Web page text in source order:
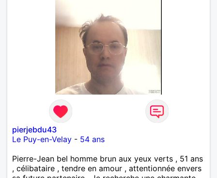
pierjebdu43
Le Puy-en-Velay - 54 ans
Pierre-Jean bel homme brun aux yeux verts , 51 ans
, célibataire , tendre en amour , attentionnée envers